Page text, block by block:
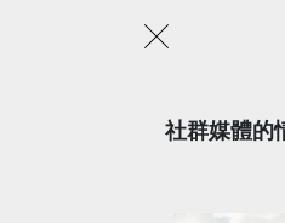
社群媒體的